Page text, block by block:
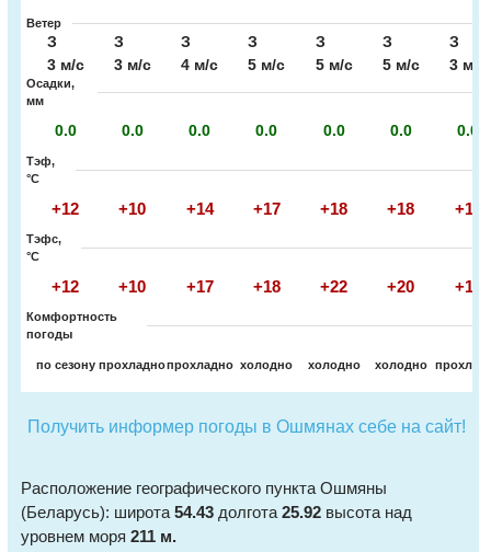
Ветер
З
3 м/с
З
3 м/с
З
4 м/с
З
5 м/с
З
5 м/с
З
5 м/с
З
3 м/с
Осадки,
мм
0.0 0.0 0.0 0.0 0.0 0.0 0.0
Тэф,
°C
+12 +10 +14 +17 +18 +18 +16
Тэфс,
°C
+12 +10 +17 +18 +22 +20 +16
Комфортность
погоды
по сезону прохладнопрохладно холодно холодно холодно
Получить информер погоды в Ошмянах себе на сайт!
Расположение географического пункта Ошмяны
(Беларусь): широта 54.43 долгота 25.92 высота над
уровнем моря 211 м.